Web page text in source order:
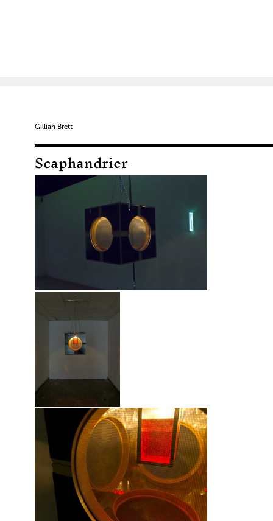
Gillian Brett
Scaphandrier